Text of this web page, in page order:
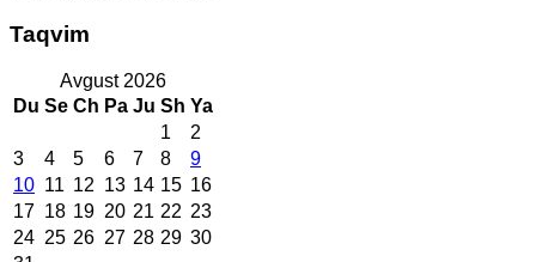
Taqvim
Avgust 2026
Du Se Ch Pa Ju Sh Ya
1
2
3
4 5 6 7 8
9
10 11 12 13 14 15 16
17 18 19 20 21 22 23
24 25 26 27 28 29 30